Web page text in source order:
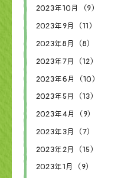
2023年10月（9）
2023年9月（11）
2023年8月（8）
2023年7月（12）
2023年6月（10）
2023年5月（13）
2023年4月（9）
2023年3月（7）
2023年2月（15）
2023年1月（9）